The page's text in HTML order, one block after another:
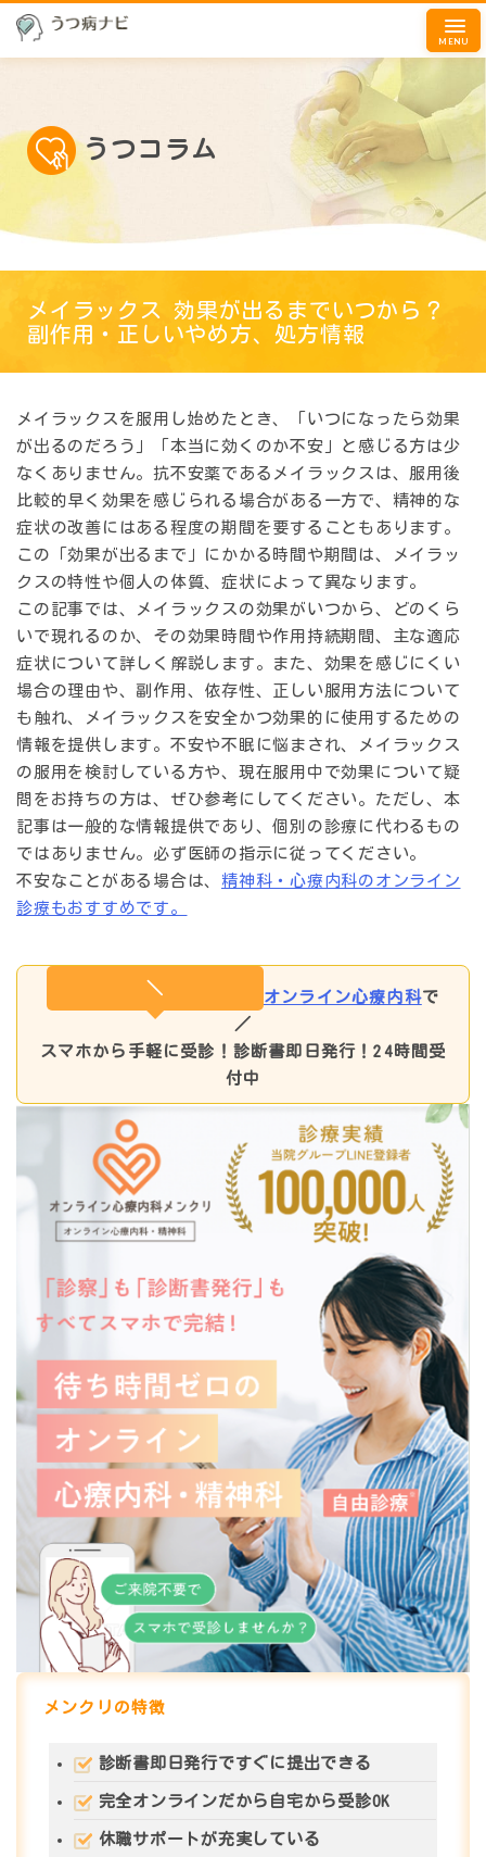
MENU
うつコラム
メイラックス 効果が出るまでいつから？
副作用・正しいやめ方、処方情報
メイラックスを服用し始めたとき、「いつになったら効果
が出るのだろう」「本当に効くのか不安」と感じる方は少
なくありません。抗不安薬であるメイラックスは、服用後
比較的早く効果を感じられる場合がある一方で、精神的な
症状の改善にはある程度の期間を要することもあります。
この「効果が出るまで」にかかる時間や期間は、メイラッ
クスの特性や個人の体質、症状によって異なります。
この記事では、メイラックスの効果がいつから、どのくら
いで現れるのか、その効果時間や作用持続期間、主な適応
症状について詳しく解説します。また、効果を感じにくい
場合の理由や、副作用、依存性、正しい服用方法について
も触れ、メイラックスを安全かつ効果的に使用するための
情報を提供します。不安や不眠に悩まされ、メイラックス
の服用を検討している方や、現在服用中で効果について疑
問をお持ちの方は、ぜひ参考にしてください。ただし、本
記事は一般的な情報提供であり、個別の診療に代わるもの
ではありません。必ず医師の指示に従ってください。
不安なことがある場合は、 精神科・心療内科のオンライン
診療もおすすめです。
＼
オンライン心療内科で
／
スマホから手軽に受診！ 診断書即日発行！24時間受
付中
メンクリの特徴
診断書即日発行ですぐに提出できる
完全オンラインだから自宅から受診OK
休職サポートが充実している